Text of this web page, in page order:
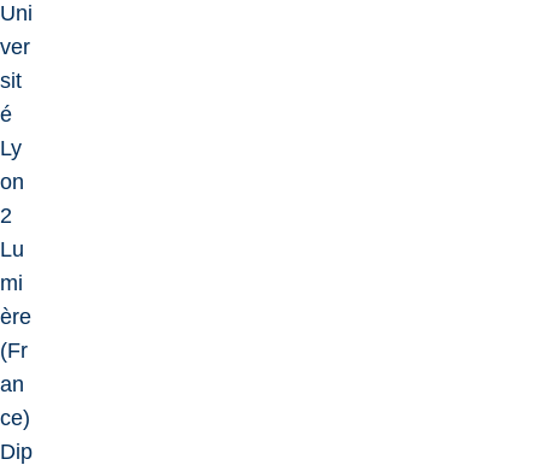
Uni
ver
sit
é
Ly
on
2
Lu
mi
ère
(Fr
an
ce)
Dip